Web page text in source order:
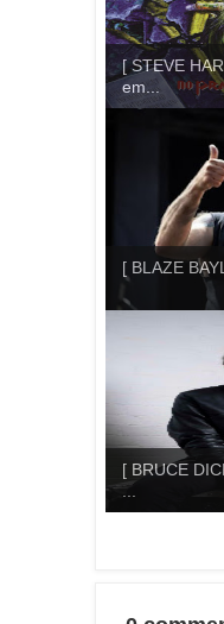
[ STEVE
em...
[ BLAZE
[ BRUCE
...